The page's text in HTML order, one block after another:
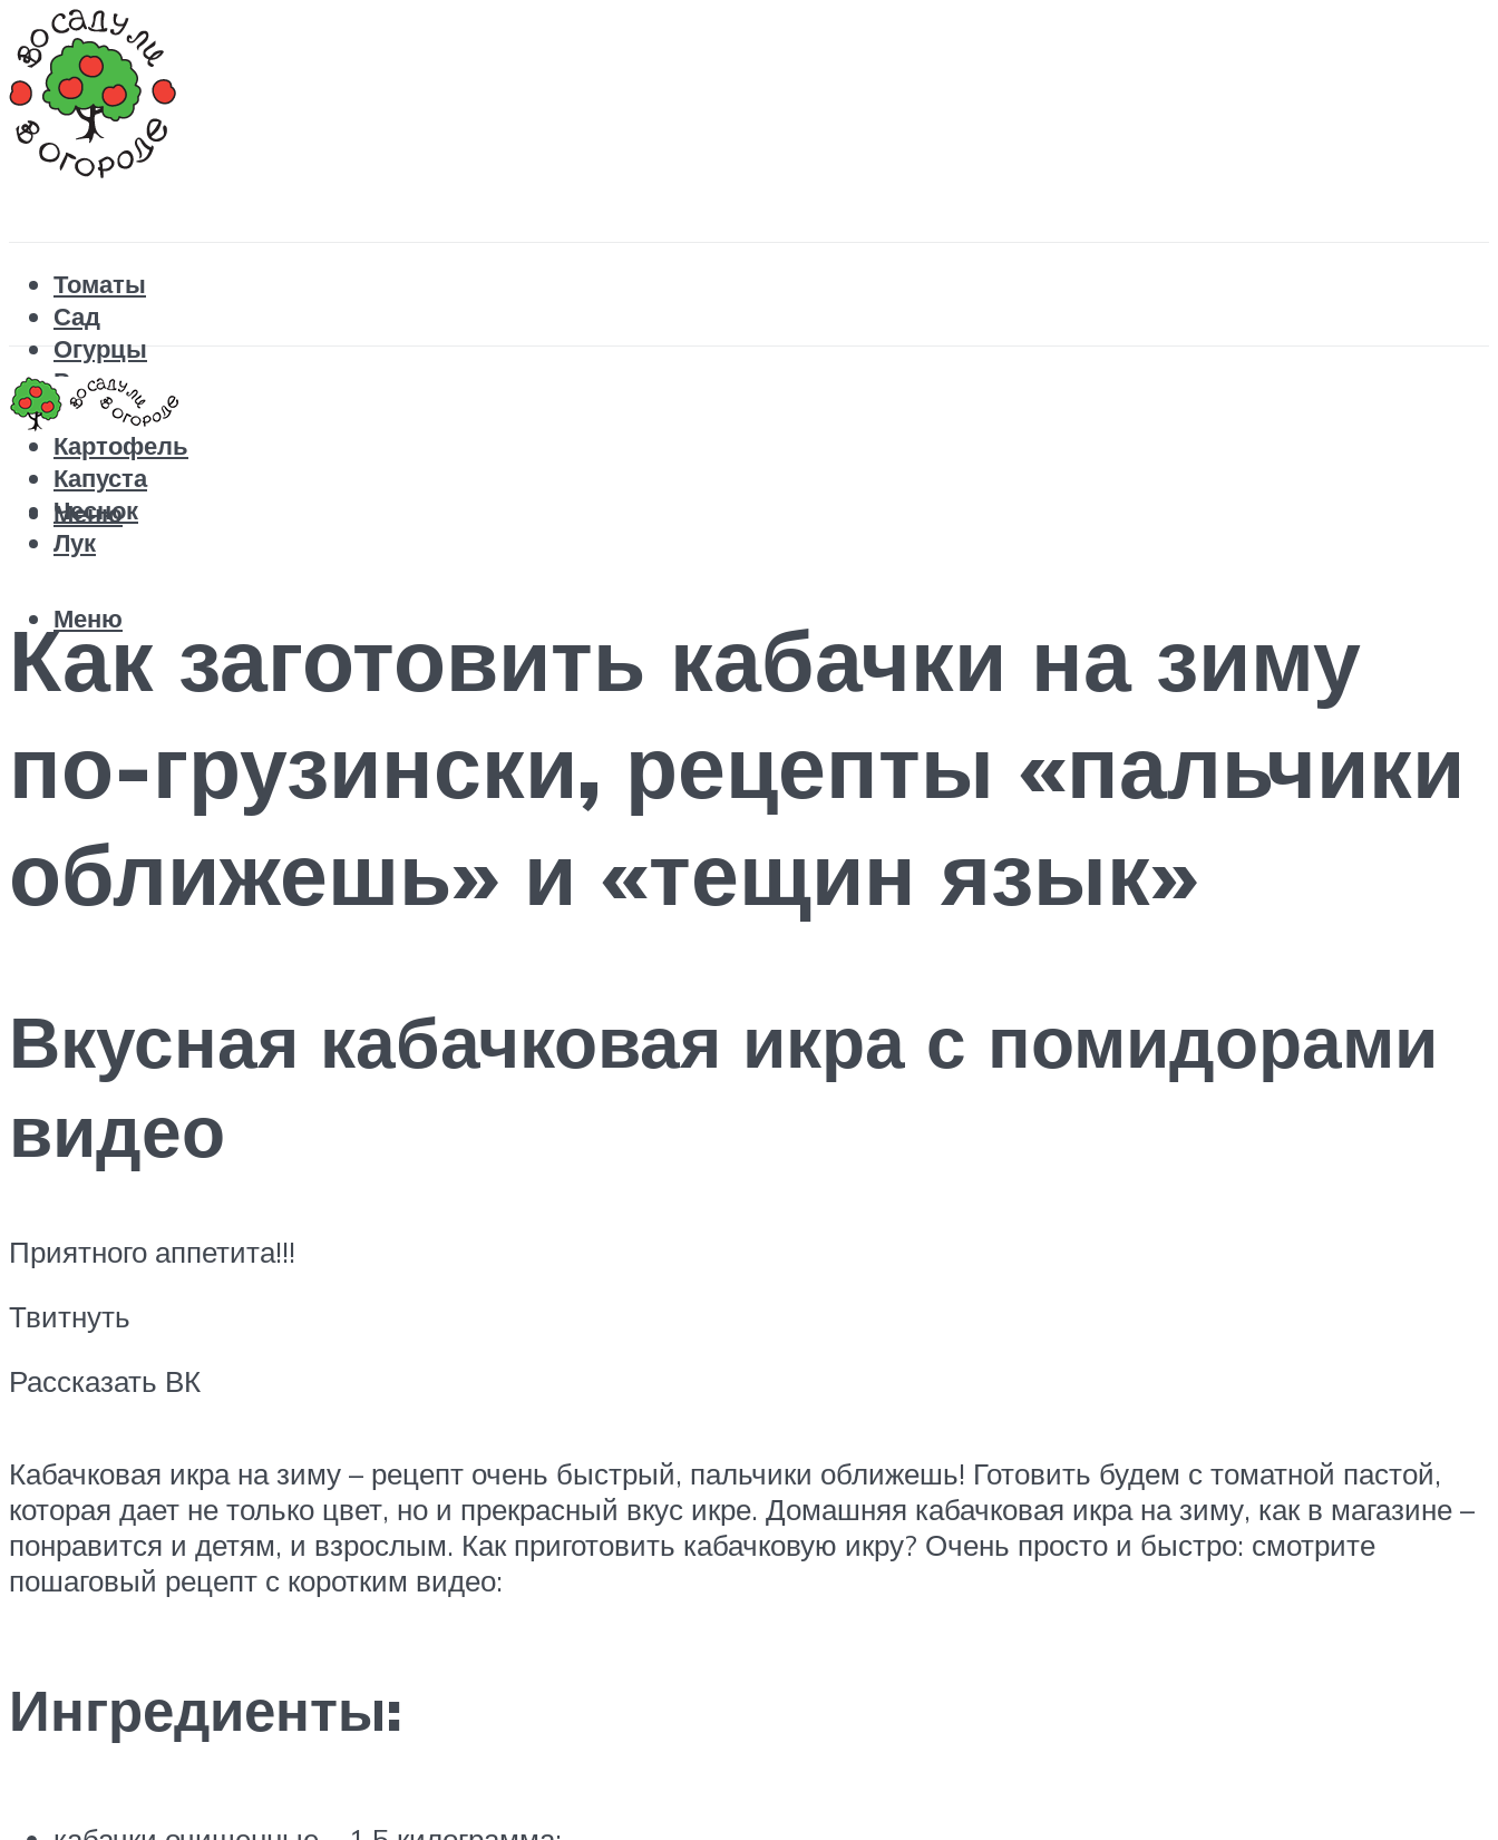
Томаты
Сад
Огурцы
Рецепты
Перец
Картофель
Капуста
Чеснок
Лук
Меню
Меню
Как заготовить кабачки на зиму
по-грузински, рецепты «пальчики
оближешь» и «тещин язык»
Вкусная кабачковая икра с помидорами
видео
Приятного аппетита!!!
Твитнуть
Рассказать ВК
Кабачковая икра на зиму – рецепт очень быстрый, пальчики оближешь! Готовить будем с томатной пастой,
которая дает не только цвет, но и прекрасный вкус икре. Домашняя кабачковая икра на зиму, как в магазине –
понравится и детям, и взрослым. Как приготовить кабачковую икру? Очень просто и быстро: смотрите
пошаговый рецепт с коротким видео:
Ингредиенты: